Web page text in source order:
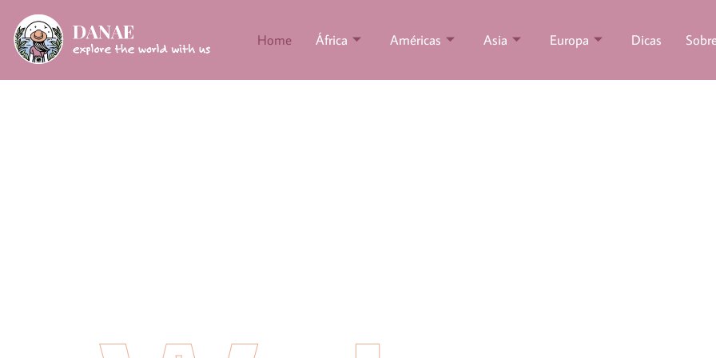
Home África Américas Asia Europa Dicas